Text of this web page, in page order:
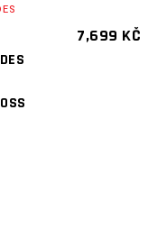
7,699 KČ